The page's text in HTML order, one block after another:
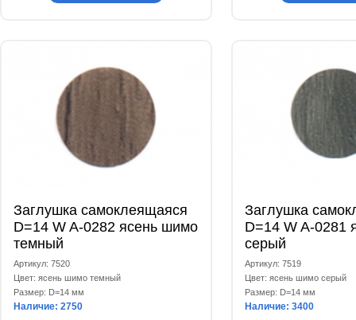
Заглушка самоклеящаяся
D=14 W A-0282 ясень шимо
темный
Артикул: 7520
Цвет: ясень шимо темный
Размер: D=14 мм
Наличие: 2750
Заглушка
D=14 W A-0281
серый
Артикул: 7519
Цвет: ясень шимо серый
Размер: D=14 мм
Наличие: 3400